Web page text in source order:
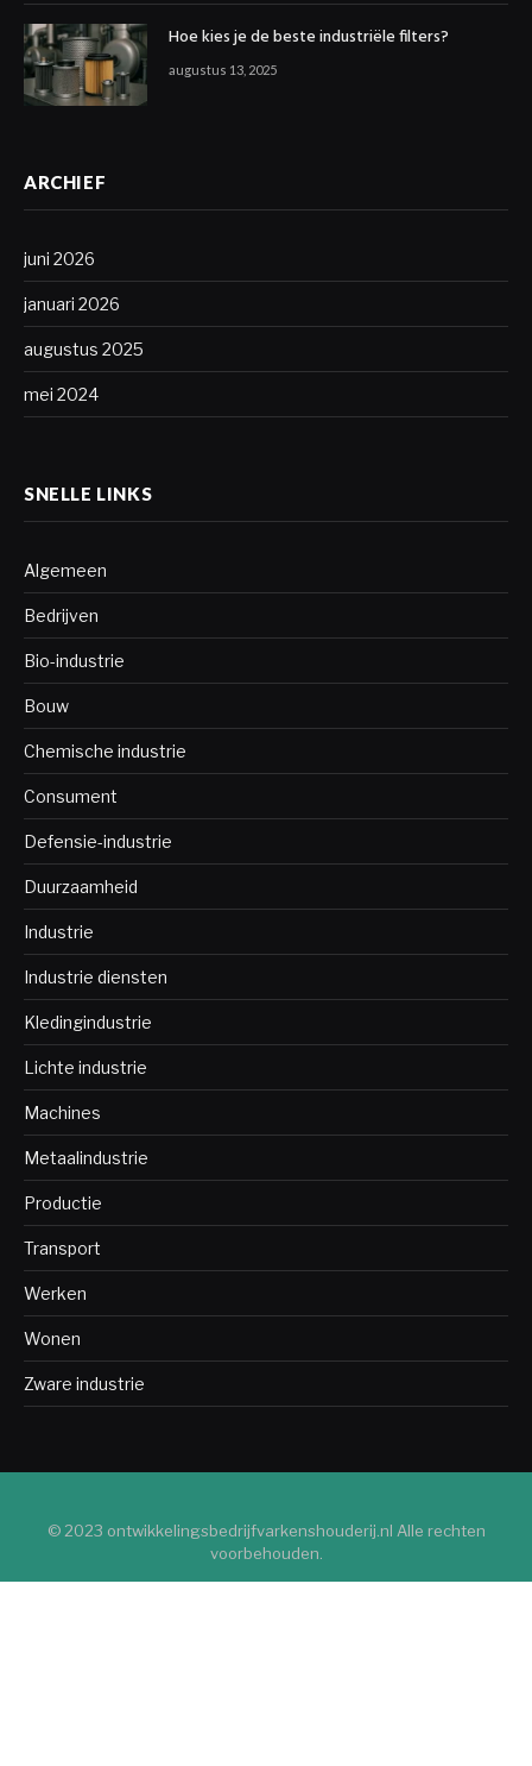
Hoe kies je de beste industriële filters?
augustus 13, 2025
ARCHIEF
juni 2026
januari 2026
augustus 2025
mei 2024
SNELLE LINKS
Algemeen
Bedrijven
Bio-industrie
Bouw
Chemische industrie
Consument
Defensie-industrie
Duurzaamheid
Industrie
Industrie diensten
Kledingindustrie
Lichte industrie
Machines
Metaalindustrie
Productie
Transport
Werken
Wonen
Zware industrie
© 2023 ontwikkelingsbedrijfvarkenshouderij.nl Alle rechten
voorbehouden.